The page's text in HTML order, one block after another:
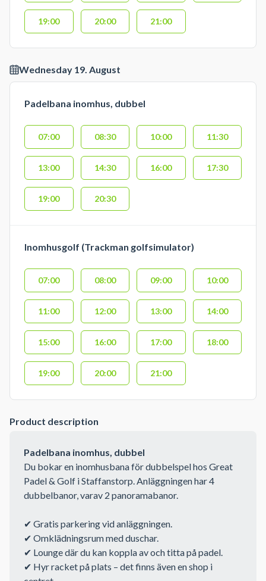
19:00 20:00 21:00
Wednesday 19. August
Padelbana inomhus, dubbel
07:00 08:30 10:00 11:30
13:00 14:30 16:00 17:30
19:00 20:30
Inomhusgolf (Trackman golfsimulator)
07:00 08:00 09:00 10:00
11:00 12:00 13:00 14:00
15:00 16:00 17:00 18:00
19:00 20:00 21:00
Product description
Padelbana inomhus, dubbel
Du bokar en inomhusbana för dubbelspel hos Great
Padel & Golf i Staffanstorp. Anläggningen har 4
dubbelbanor, varav 2 panoramabanor.
✔ Gratis parkering vid anläggningen.
✔ Omklädningsrum med duschar.
✔ Lounge där du kan koppla av och titta på padel.
✔ Hyr racket på plats – det finns även en shop i